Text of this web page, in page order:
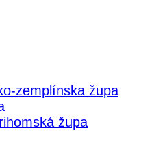
zemplínska župa
župa